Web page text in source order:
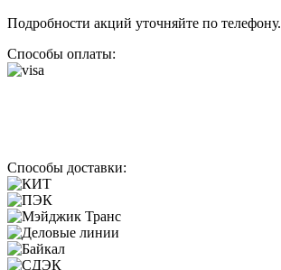
Подробности акций уточняйте по телефону.
Способы оплаты:
Способы доставки: